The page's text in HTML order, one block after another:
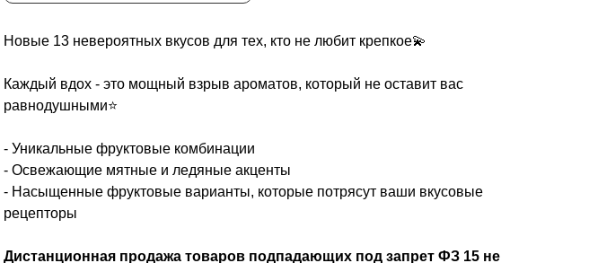
Новые 13 невероятных вкусов для тех, кто не любит крепкое💫
Каждый вдох - это мощный взрыв ароматов, который не оставит вас
равнодушными⭐️
- Уникальные фруктовые комбинации
- Освежающие мятные и ледяные акценты
- Насыщенные фруктовые варианты, которые потрясут ваши вкусовые
рецепторы
Дистанционная продажа товаров подпадающих под запрет ФЗ 15 не